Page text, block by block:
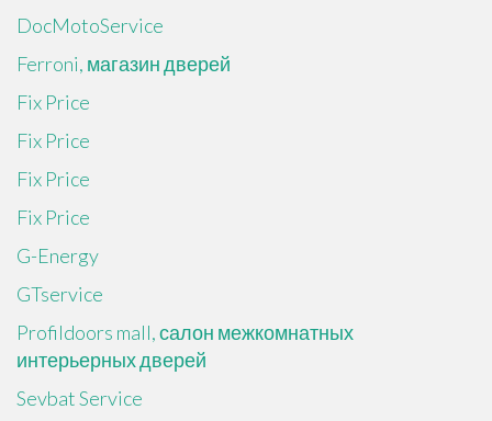
DocMotoService
Ferroni, магазин дверей
Fix Price
Fix Price
Fix Price
Fix Price
G-Energy
GTservice
Profildoors mall, салон межкомнатных
интерьерных дверей
Sevbat Service